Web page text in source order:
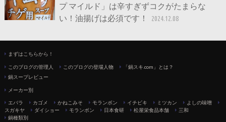
プ マイルド」は辛すぎずコクがたまらな
い！油揚げは必須です！
2024.12.08
まずはこちらから！
このブログの管理人 このブログの登場人物
「鍋スキ.com」とは？
鍋スープレビュー
メーカー別
エバラ カゴメ かねこみそ モランボン イチビキ ミツカン
よしの味噌
スガキヤ
ダイショー モランボン 日本食研 松屋栄食品本舗
三和
鍋種類別